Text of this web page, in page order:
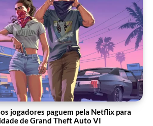
jogadores paguem pela Netflix para
de Grand Theft Auto VI